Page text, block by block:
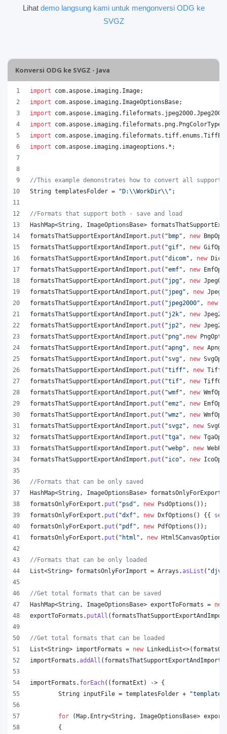
Lihat demo langsung kami untuk mengonversi ODG ke
SVGZ
Konversi ODG ke SVGZ - Java
import com.aspose. imaging. Image;
import
com.aspose. imaging. ImageOptionsBase;
import
com.aspose. imaging. fileformats . jpeg2000.
import
com.aspose. imaging. fileformats . png. PngColorType
import
com.aspose. imaging. fileformats .tiff.enums .
import
com.aspose. imaging. imageoptions .*;
//This example demonstrates how to convert all
String templatesFolder = "D:\\WorkDir\\ " ;
//Formats that support both - save and load
HashMap<String , ImageOptionsBase>
formatsThatSupportExportAndImport . put ( "bmp" , new
formatsThatSupportExportAndImport . put ( "gif" , new
formatsThatSupportExportAndImport . put ( "dicom" , new
formatsThatSupportExportAndImport . put ( "emf" , new
formatsThatSupportExportAndImport . put ( "jpg" , new
formatsThatSupportExportAndImport . put ( "jpeg" , new
formatsThatSupportExportAndImport . put ( "jpeg2000" , new
formatsThatSupportExportAndImport . put ( "j2k" , new
formatsThatSupportExportAndImport . put ( "jp2" , new
formatsThatSupportExportAndImport . put ( "png" , new
formatsThatSupportExportAndImport . put ( "apng" , new
formatsThatSupportExportAndImport . put ( "svg" , new
formatsThatSupportExportAndImport . put ( "tiff" , new
formatsThatSupportExportAndImport . put ( "tif" , new
formatsThatSupportExportAndImport . put ( "wmf" , new
formatsThatSupportExportAndImport . put ( "emz" , new
formatsThatSupportExportAndImport . put ( "wmz" , new
formatsThatSupportExportAndImport . put ( "svgz" , new
formatsThatSupportExportAndImport . put ( "tga" , new
formatsThatSupportExportAndImport . put ( "webp" , new
formatsThatSupportExportAndImport . put ( "ico" , new
//Formats that can be only saved
HashMap<String , ImageOptionsBase> formatsOnlyForExport
formatsOnlyForExport . put ( "psd" , new PsdOptions ());
formatsOnlyForExport . put ( "dxf" , new DxfOptions () {{
formatsOnlyForExport . put ( "pdf" , new PdfOptions ());
formatsOnlyForExport . put ( "html" , new Html5CanvasOptions
//Formats that can be only loaded
List<String> formatsOnlyForImport = Arrays .asList (
//Get total formats that can be saved
HashMap<String , ImageOptionsBase> exportToFormats = new
exportToFormats . putAll (
//Get total formats that can be loaded
List<String> importFormats = new LinkedList<>(
importFormats .addAll ( formatsThatSupportExportAndImport
importFormats . forEach(( formatExt ) -> {
String inputFile = templatesFolder +
for (Map. Entry<String , ImageOptionsBase>
	{